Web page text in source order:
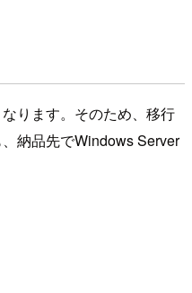
ります。そのため、移行
納品先でWindows Server